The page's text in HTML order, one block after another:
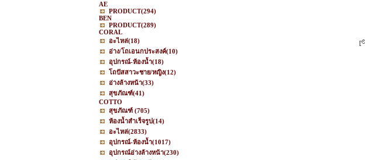
AE
PRODUCT(294)
BEN
PRODUCT(289)
CORAL
อะไหล่(18)
อ่าง/โถเอนกประสงค์(10)
อุปกรณ์-ห้องน้ำ(18)
โถปัสสาวะชาย/หญิง(12)
อ่างล้างหน้า(33)
สุขภัณฑ์(41)
COTTO
สุขภัณฑ์ (705)
ห้องน้ำสำเร็จรูป(14)
อะไหล่(2833)
อุปกรณ์-ห้องน้ำ(1017)
อุปกรณ์อ่างล้างหน้า(230)
[